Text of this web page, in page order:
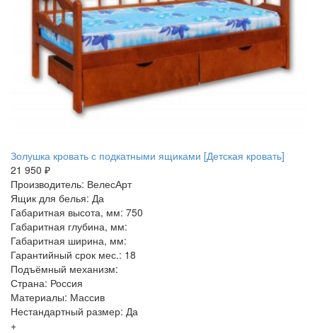
Золушка кровать с подкатными ящиками [Детская кровать]
21 950 ₽
Производитель: ВелесАрт
Ящик для белья: Да
Габаритная высота, мм: 750
Габаритная глубина, мм:
Габаритная ширина, мм:
Гарантийный срок мес.: 18
Подъёмный механизм:
Страна: Россия
Материалы: Массив
Нестандартный размер: Да
+